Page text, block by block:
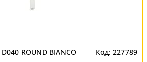
ROUND BIANCO 227789